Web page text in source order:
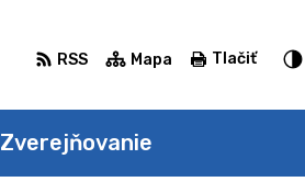
Zverejňovanie
RSS Mapa Tlačiť